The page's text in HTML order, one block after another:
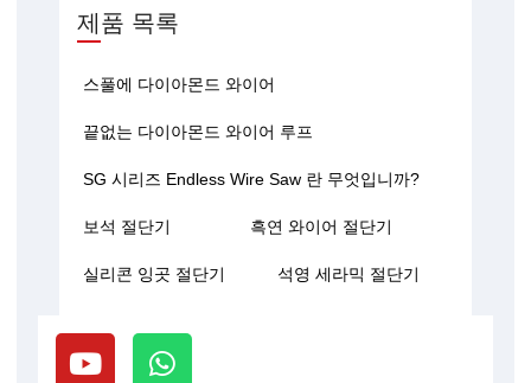
제품 목록
스풀에 다이아몬드 와이어
끝없는 다이아몬드 와이어 루프
SG 시리즈 Endless Wire Saw 란 무엇입니까?
보석 절단기 흑연 와이어 절단기
실리콘 잉곳 절단기 석영 세라믹 절단기
유
튜
W
h